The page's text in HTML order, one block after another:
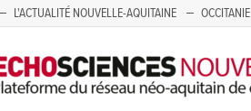
L'ACTUALITÉ NOUVELLE-AQUITAINE OCCITANIE